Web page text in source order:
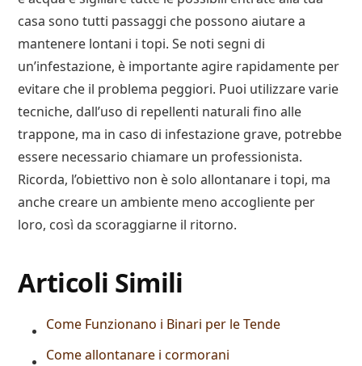
casa sono tutti passaggi che possono aiutare a
mantenere lontani i topi. Se noti segni di
un’infestazione, è importante agire rapidamente per
evitare che il problema peggiori. Puoi utilizzare varie
tecniche, dall’uso di repellenti naturali fino alle
trappone, ma in caso di infestazione grave, potrebbe
essere necessario chiamare un professionista.
Ricorda, l’obiettivo non è solo allontanare i topi, ma
anche creare un ambiente meno accogliente per
loro, così da scoraggiarne il ritorno.
Articoli Simili
Come Funzionano i Binari per le Tende
Come allontanare i cormorani